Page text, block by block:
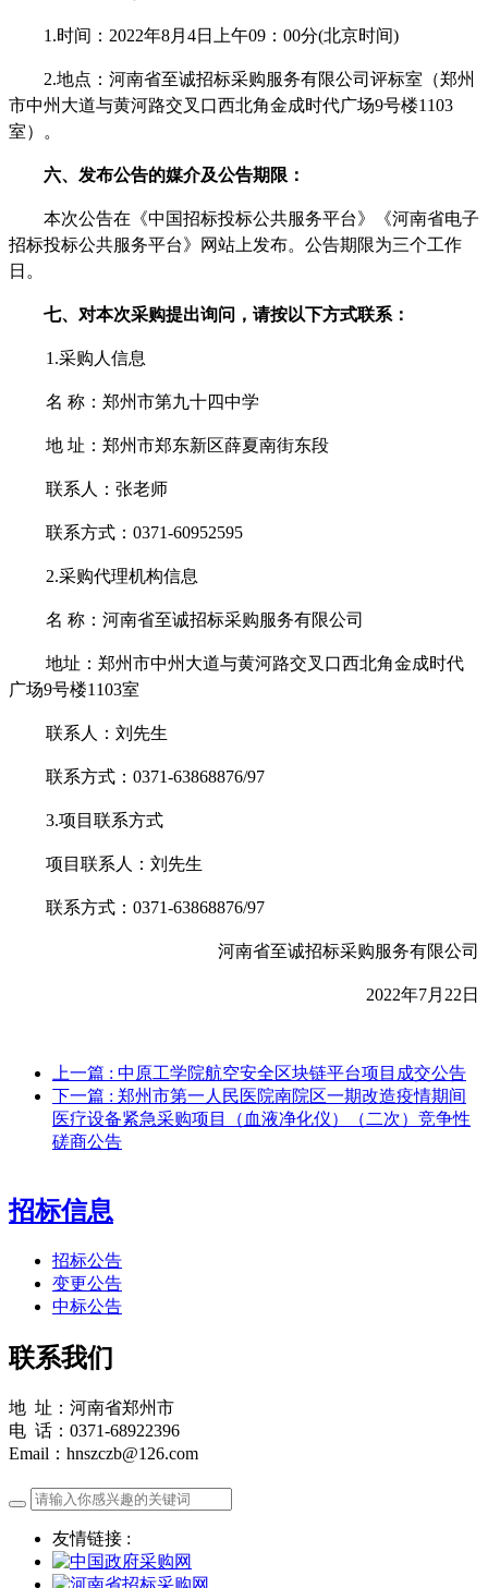
1.时间：2022年8月 4日 上午09 ： 00分(北京时间)
2.地点：河南省至诚招标采购服务有限公司 评标室（郑州
市中州大道与黄河路交叉口西北角金成时代广场9号楼1103
室）。
六、发布公告的媒介及公告期限：
本次公告在《中国招标投标公共服务平台》《河南省电子
招标投标公共服务平台》网站上发布。公告期限为三个工作
日。
七、对本次采购提出询问，请按以下方式联系：
1.采购人信息
名 称： 郑州市第九十四中学
地 址：郑州市郑东新区薛夏南街东段
联系人：张老师
联系方式： 0371-60952595
2.采购代理机构信息
名 称： 河南省至诚招标采购服务有限公司
地址：郑州市中州大道与黄河路交叉口西北角金成时代
广场9号楼1103室
联系人： 刘先生
联系方式： 0371-63868876/97
3.项目联系方式
项目联系人： 刘先生
联系方式： 0371-63868876/97
河南省至诚招标采购服务有限公司
2022年7月 22 日
上一篇 : 中原工学院航空安全区块链平台项目成交公告
下一篇 : 郑州市第一人民医院南院区一期改造疫情期间
医疗设备紧急采购项目（血液净化仪）（二次）竞争性
磋商公告
招标信息
招标公告
变更公告
中标公告
联系我们
地 址：河南省郑州市
电 话：0371-68922396
Email：hnszczb@126.com
友情链接 :